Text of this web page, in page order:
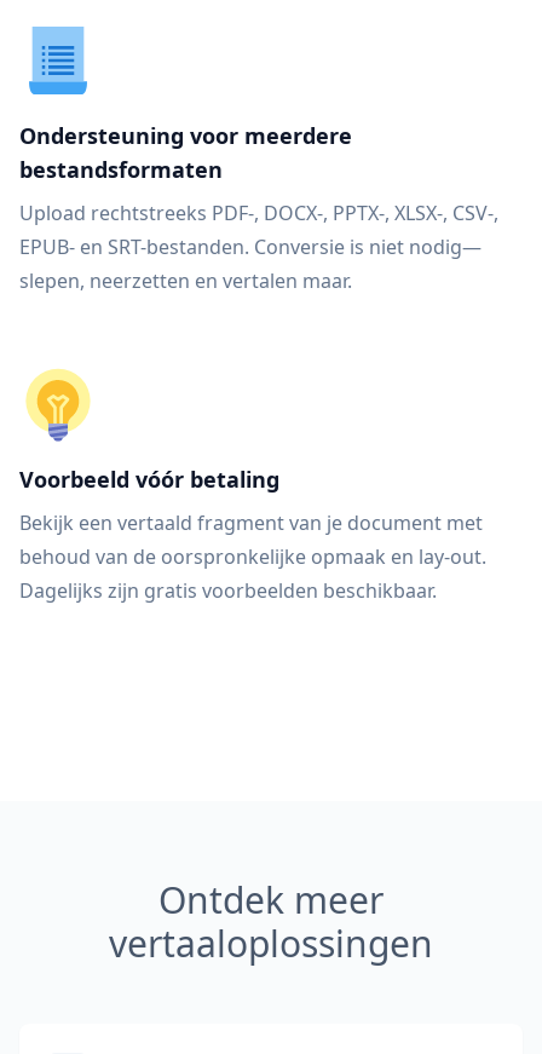
Ondersteuning voor meerdere
bestandsformaten
Upload rechtstreeks PDF-, DOCX-, PPTX-, XLSX-, CSV-,
EPUB- en SRT-bestanden. Conversie is niet nodig—
slepen, neerzetten en vertalen maar.
Voorbeeld vóór betaling
Bekijk een vertaald fragment van je document met
behoud van de oorspronkelijke opmaak en lay-out.
Dagelijks zijn gratis voorbeelden beschikbaar.
Ontdek meer
vertaaloplossingen